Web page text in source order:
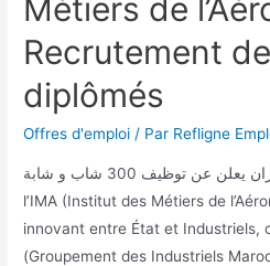
Métiers de
Recrutement
diplômés
Offres d'emploi / Par Refligne
المعهد المغربي لمهن الطيران يعلن عن توظيف 300 شاب و شابة
l’IMA (Institut des Métiers de
innovant entre État et Industriels,
(Groupement des Industriels